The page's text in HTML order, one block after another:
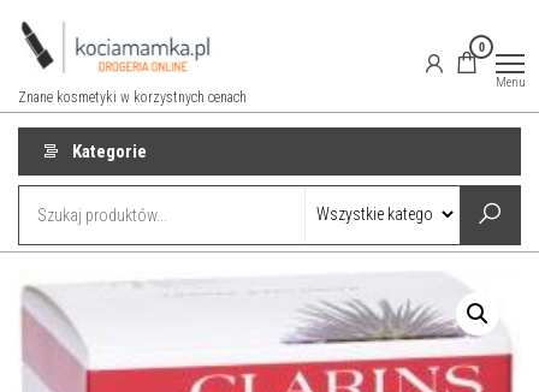
Przejdź
Znane kosmetyki w korzystnych cenach
0
Menu
Kategorie